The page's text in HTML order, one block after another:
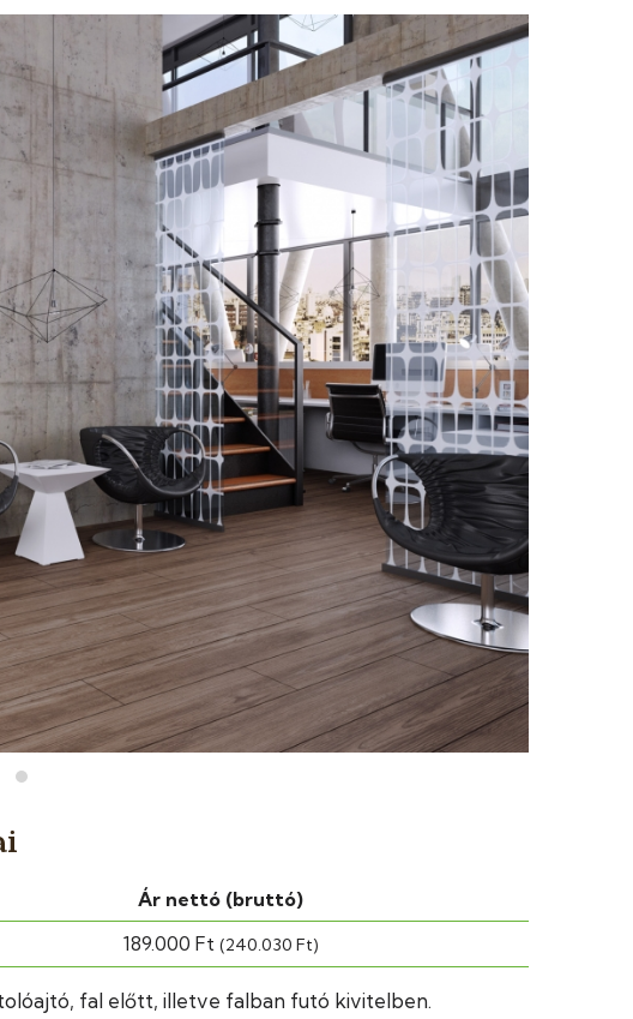
Ár nettó (bruttó)
189.000 Ft (240.030 Ft)
fal előtt, illetve falban futó kivitelben.